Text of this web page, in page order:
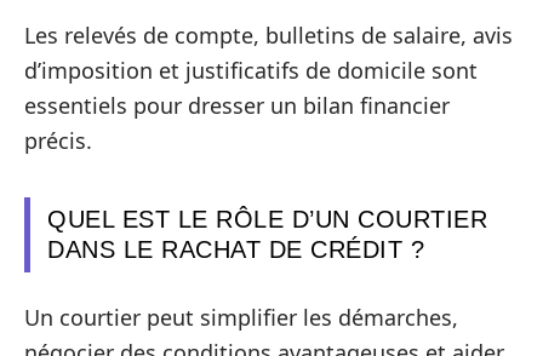
Les relevés de compte, bulletins de salaire, avis
d’imposition et justificatifs de domicile sont
essentiels pour dresser un bilan financier
précis.
QUEL EST LE RÔLE D’UN COURTIER
DANS LE RACHAT DE CRÉDIT ?
Un courtier peut simplifier les démarches,